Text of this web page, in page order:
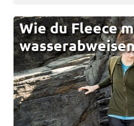
Wie du Fleece